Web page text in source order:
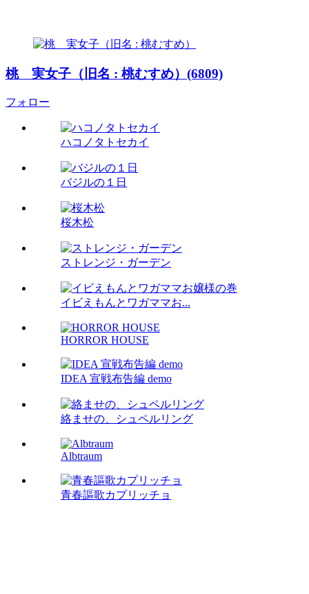
桃 実女子（旧名 : 桃むすめ）(6809)
フォロー
ハコノタトセカイ
バジルの１日
桜木松
ストレンジ・ガーデン
イビえもんとワガママお...
HORROR HOUSE
IDEA 宣戦布告編 demo
絡ませの、シュペルリング
Albtraum
青春謳歌カプリッチョ